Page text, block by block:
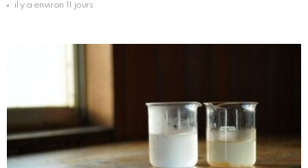
il y a environ 11 jours